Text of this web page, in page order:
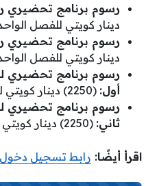
رسوم برنامج تحضيري
دينار كويتي للفصل
رسوم برنامج تحضيري
دينار كويتي للفصل
أول: (2250) دينار كويتي للفصل الواحد.
ثاني: (2250) دينار كويتي للفصل الواحد.
اقرأ أيضًا: رابط تسجيل